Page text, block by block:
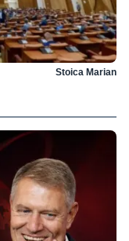
Stoica Marian